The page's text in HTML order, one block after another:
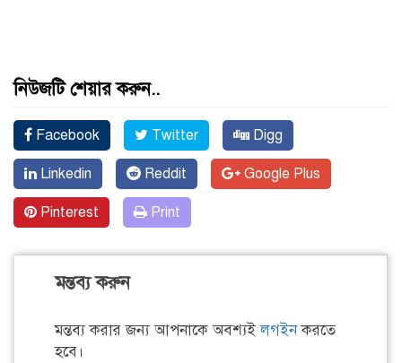
নিউজটি শেয়ার করুন..
Facebook Twitter Digg
Linkedin Reddit Google Plus
Pinterest Print
মন্তব্য করুন
মন্তব্য করার জন্য আপনাকে অবশ্যইলগইনকরতে
হবে।